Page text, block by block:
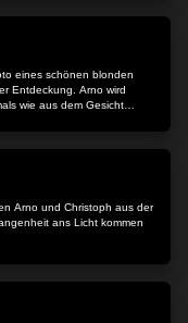
eines schönen blonden
Entdeckung. Arno wird
wie aus dem Gesicht
Arno und Christoph aus der
ans Licht kommen